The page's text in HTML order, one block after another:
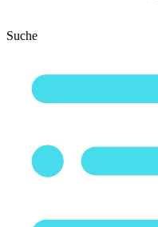
Suche